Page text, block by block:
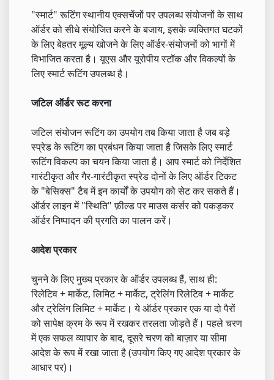
"स्मार्ट" रूटिंग स्थानीय एक्सचेंजों पर उपलब्ध संयोजनों के साथ
ऑर्डर को सीधे संयोजित करने के बजाय, इसके व्यक्तिगत घटकों
के लिए बेहतर मूल्य खोजने के लिए ऑर्डर-संयोजनों को भागों में
विभाजित करता है। यूएस और यूरोपीय स्टॉक और विकल्पों के
लिए स्मार्ट रूटिंग उपलब्ध है।
जटिल ऑर्डर रूट करना
जटिल संयोजन रूटिंग का उपयोग तब किया जाता है जब बड़े
स्प्रेड के रूटिंग का प्रबंधन किया जाता है जिसके लिए स्मार्ट
रूटिंग विकल्प का चयन किया जाता है। आप स्मार्ट को निर्देशित
गारंटीकृत और गैर-गारंटीकृत स्प्रेड दोनों के लिए ऑर्डर टिकट
के "बेसिक्स" टैब में इन कार्यों के उपयोग को सेट कर सकते हैं।
ऑर्डर लाइन में "स्थिति" फ़ील्ड पर माउस कर्सर को पकड़कर
ऑर्डर निष्पादन की प्रगति का पालन करें।
आदेश प्रकार
चुनने के लिए मुख्य प्रकार के ऑर्डर उपलब्ध हैं, साथ ही:
रिलेटिव + मार्केट, लिमिट + मार्केट, ट्रेलिंग रिलेटिव + मार्केट
और ट्रेलिंग लिमिट + मार्केट। ये ऑर्डर प्रकार एक या दो पैरों
को सापेक्ष क्रम के रूप में रखकर तरलता जोड़ते हैं। पहले चरण
में एक सफल व्यापार के बाद, दूसरे चरण को बाज़ार या सीमा
आदेश के रूप में रखा जाता है (उपयोग किए गए आदेश प्रकार के
आधार पर)।